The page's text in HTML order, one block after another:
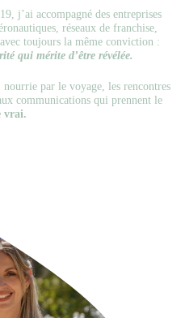
j’ai accompagné des entreprises
réseaux de franchise,
toujours la même conviction :
qui mérite d’être révélée.
nourrie par le voyage, les rencontres
communications qui prennent le
vrai.